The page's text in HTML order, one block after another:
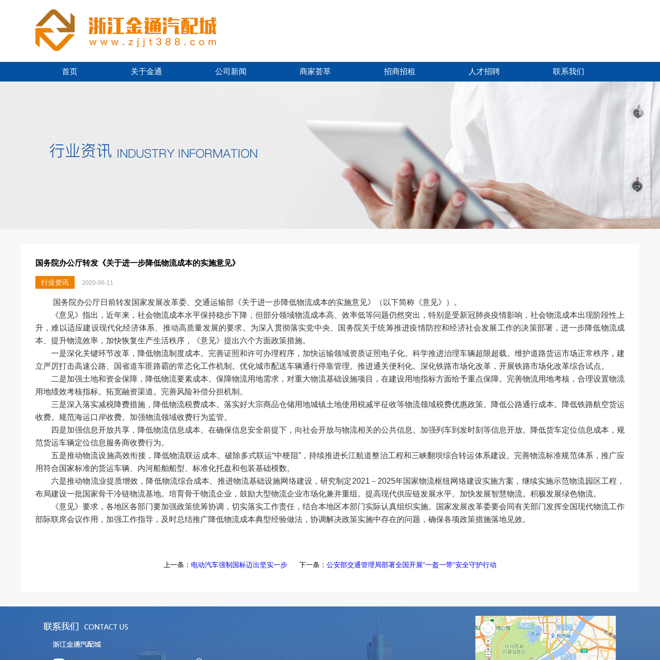
首页 关于金通 公司新闻 商家荟萃 招商招租 人才招聘 联系我们
国务院办公厅转发《关于进一步降低物流成本的实施意见》
行业资讯 2020-06-11
国务院办公厅日前转发国家发展改革委、交通运输部《关于进一步降低物流成本的实施意见》（以下简称《意见》）。
《意见》指出，近年来，社会物流成本水平保持稳步下降，但部分领域物流成本高、效率低等问题仍然突出，特别是受新冠肺炎疫情影响，社会物流成本出现阶段性上
升，难以适应建设现代化经济体系、推动高质量发展的要求。为深入贯彻落实党中央、国务院关于统筹推进疫情防控和经济社会发展工作的决策部署，进一步降低物流成
本、提升物流效率，加快恢复生产生活秩序，《意见》提出六个方面政策措施。
一是深化关键环节改革，降低物流制度成本。完善证照和许可办理程序，加快运输领域资质证照电子化。科学推进治理车辆超限超载。维护道路货运市场正常秩序，建
立严厉打击高速公路、国省道车匪路霸的常态化工作机制。优化城市配送车辆通行停靠管理。推进通关便利化。深化铁路市场化改革，开展铁路市场化改革综合试点。
二是加强土地和资金保障，降低物流要素成本。保障物流用地需求，对重大物流基础设施项目，在建设用地指标方面给予重点保障。完善物流用地考核，合理设置物流
用地绩效考核指标。拓宽融资渠道。完善风险补偿分担机制。
三是深入落实减税降费措施，降低物流税费成本。落实好大宗商品仓储用地城镇土地使用税减半征收等物流领域税费优惠政策。降低公路通行成本。降低铁路航空货运
收费。规范海运口岸收费。加强物流领域收费行为监管。
四是加强信息开放共享，降低物流信息成本。在确保信息安全前提下，向社会开放与物流相关的公共信息。加强列车到发时刻等信息开放。降低货车定位信息成本，规
范货运车辆定位信息服务商收费行为。
五是推动物流设施高效衔接，降低物流联运成本。破除多式联运“中梗阻”，持续推进长江航道整治工程和三峡翻坝综合转运体系建设。完善物流标准规范体系，推广应
用符合国家标准的货运车辆、内河船舶船型、标准化托盘和包装基础模数。
六是推动物流业提质增效，降低物流综合成本。推进物流基础设施网络建设，研究制定2021－2025年国家物流枢纽网络建设实施方案，继续实施示范物流园区工程，
布局建设一批国家骨干冷链物流基地。培育骨干物流企业，鼓励大型物流企业市场化兼并重组。提高现代供应链发展水平。加快发展智慧物流。积极发展绿色物流。
《意见》要求，各地区各部门要加强政策统筹协调，切实落实工作责任，结合本地区本部门实际认真组织实施。国家发展改革委要会同有关部门发挥全国现代物流工作
部际联席会议作用，加强工作指导，及时总结推广降低物流成本典型经验做法，协调解决政策实施中存在的问题，确保各项政策措施落地见效。
上一条： 电动汽车强制国标迈出坚实一步 下一条： 公安部交通管理局部署全国开展“一盔一带”安全守护行动